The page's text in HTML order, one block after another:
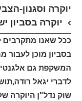
יוקרה וסגנון-
יוקרה בסביון
בסביון מוכן לעבור
המשקפת גם
לדברי יגאל